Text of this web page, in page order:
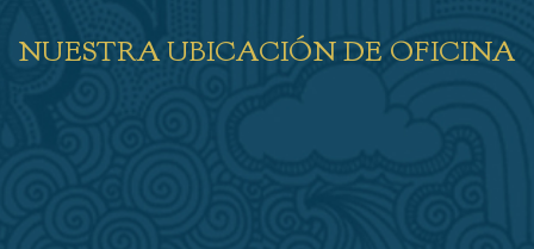
NUESTRA UBICACIÓN DE OFICINA